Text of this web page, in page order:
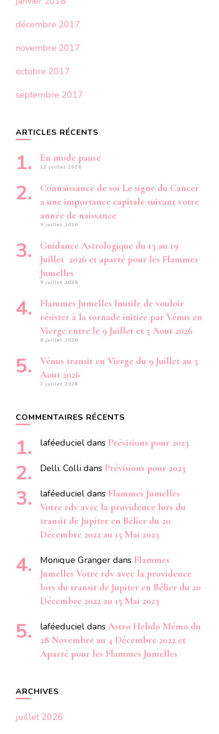
décembre 2017
novembre 2017
octobre 2017
septembre 2017
ARTICLES RÉCENTS
En mode pause
12 juillet 2026
Connaissance de soi Le signe du Cancer
a une importance capitale suivant votre
année de naissance
9 juillet 2026
Guidance Astrologique du 13 au 19
Juillet 2026 et aparté pour les Flammes
Jumelles
9 juillet 2026
Flammes Jumelles Inutile de vouloir
résister à la tornade initiée par Vénus en
Vierge entre le 9 Juillet et 5 Aout 2026
8 juillet 2026
Vénus transit en Vierge du 9 Juillet au 5
Aout 2026
7 juillet 2026
COMMENTAIRES RÉCENTS
laféeduciel dans Prévisions pour 2023
Delli. Colli dans Prévisions pour 2023
laféeduciel dans Flammes Jumelles
Votre rdv avec la providence lors du
transit de Jupiter en Bélier du 20
Décembre 2022 au 15 Mai 2023
Monique Granger dans Flammes
Jumelles Votre rdv avec la providence
lors du transit de Jupiter en Bélier du 20
Décembre 2022 au 15 Mai 2023
laféeduciel dans Astro Hebdo Mémo du
28 Novembre au 4 Décembre 2022 et
Aparté pour les Flammes Jumelles
ARCHIVES
juillet 2026